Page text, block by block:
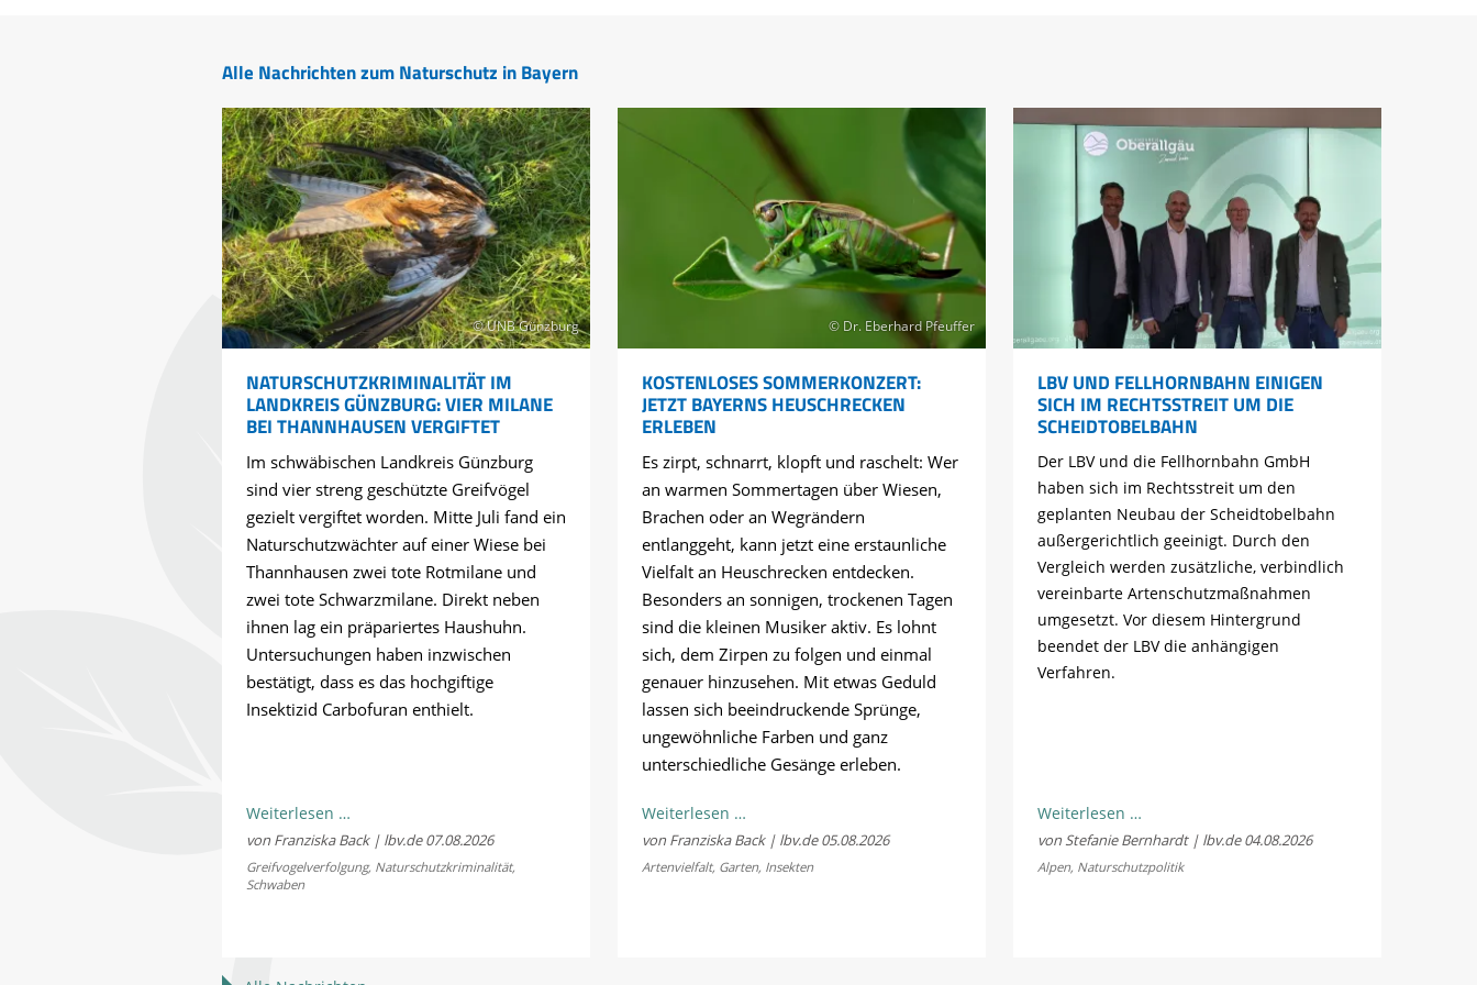
Alle Nachrichten zum Naturschutz in Bayern
© UNB Günzburg
NATURSCHUTZKRIMINALITÄT IM
LANDKREIS GÜNZBURG: VIER MILANE
BEI THANNHAUSEN VERGIFTET
Im schwäbischen Landkreis Günzburg
sind vier streng geschützte Greifvögel
gezielt vergiftet worden. Mitte Juli fand ein
Naturschutzwächter auf einer Wiese bei
Thannhausen zwei tote Rotmilane und
zwei tote Schwarzmilane. Direkt neben
ihnen lag ein präpariertes Haushuhn.
Untersuchungen haben inzwischen
bestätigt, dass es das hochgiftige
Insektizid Carbofuran enthielt.
Weiterlesen …Naturschutzkriminalität
im
Landkreis
von Franziska Back | lbv.de07.08.2026
Greifvogelverfolgung, Naturschutzkriminalität,
Schwaben
© Dr. Eberhard Pfeuffer
KOSTENLOSES SOMMERKONZERT:
JETZT BAYERNS HEUSCHRECKEN
ERLEBEN
Es zirpt, schnarrt, klopft und raschelt: Wer
an warmen Sommertagen über Wiesen,
Brachen oder an Wegrändern
entlanggeht, kann jetzt eine erstaunliche
Vielfalt an Heuschrecken entdecken.
Besonders an sonnigen, trockenen Tagen
sind die kleinen Musiker aktiv. Es lohnt
sich, dem Zirpen zu folgen und einmal
genauer hinzusehen. Mit etwas Geduld
lassen sich beeindruckende Sprünge,
ungewöhnliche Farben und ganz
unterschiedliche Gesänge erleben.
Weiterlesen …Kostenloses
Sommerkonzert:
Jetzt
von Franziska Back | lbv.de05.08.2026
Artenvielfalt, Garten, Insekten
LBV UND FELLHORNBAHN EINIGEN
SICH IM RECHTSSTREIT UM DIE
SCHEIDTOBELBAHN
Der LBV und die Fellhornbahn GmbH
haben sich im Rechtsstreit um den
geplanten Neubau der Scheidtobelbahn
außergerichtlich geeinigt. Durch den
Vergleich werden zusätzliche, verbindlich
vereinbarte Artenschutzmaßnahmen
umgesetzt. Vor diesem Hintergrund
beendet der LBV die anhängigen
Verfahren.
Weiterlesen …LBV
und
Fellhornbahn
von Stefanie Bernhardt | lbv.de04.08.2026
Alpen, Naturschutzpolitik